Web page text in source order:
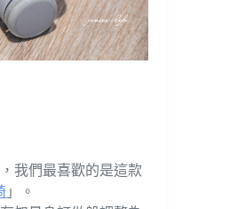
我們最喜歡的是這款
」。